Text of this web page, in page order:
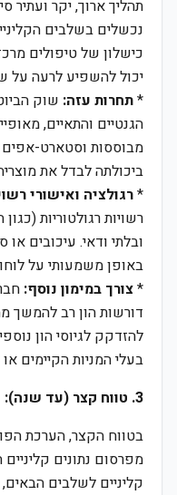
תהליך ארוך, יקר ועתיר
נכשלים בשלבים
יכול להשפיע לרעה על
*תחרות עזה: שוק
הגנטיים והתאיים,
ביכולתה לבדל את
*רגולציה ואישורי
ובלתי ודאי. עיכובים או
באופן משמעותי על
*צורך במימון נוסף:
להזדקק לגיוסי הון
בעלי המניות הקיימים
3. טווח קצר (עד שנה):
מפרסום נתונים
קליניים לשלבים